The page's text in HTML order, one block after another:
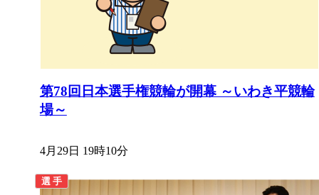
第78回日本選手権競輪が開幕 ～いわき平競輪
場～
4月29日 19時10分